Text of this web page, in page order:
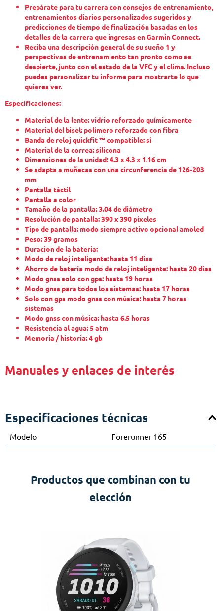
Prepárate para tu carrera con consejos de entrenamiento,
entrenamientos diarios personalizados sugeridos y
predicciones de tiempo de finalización basadas en los
detalles de la carrera que ingresas en Garmin Connect.
Reciba una descripción general de su sueño 1 y
perspectivas de entrenamiento tan pronto como se
despierte, junto con el estado de la VFC y el clima. Incluso
puedes personalizar tu informe para mostrarte lo que
quieres ver.
Especificaciones:
Material de la lente: vidrio reforzado químicamente
Material del bisel: polímero reforzado con fibra
Banda de reloj quickfit ™ compatible: sí
Material de la correa: silicona
Dimensiones de la unidad: 4.3 x 4.3 x 1.16 cm
Se adapta a muñecas con una circunferencia de 126-203
mm
Pantalla táctil
Pantalla a color
Tamaño de la pantalla: 3.04 de diámetro
Resolución de pantalla: 390 x 390 píxeles
Tipo de pantalla: modo siempre activo opcional amoled
Peso: 39 gramos
Duracion de la bateria:
Modo de reloj inteligente: hasta 11 días
Ahorro de batería modo de reloj inteligente: hasta 20 días
Modo gnss solo con gps: hasta 19 horas
Modo gnss para todos los sistemas: hasta 17 horas
Solo con gps modo gnss con música: hasta 7 horas
sistemas
Modo gnss con música: hasta 6.5 horas
Resistencia al agua: 5 atm
Memoria / historia: 4 gb
Manuales y enlaces de interés
Especificaciones técnicas
Modelo Forerunner 165
Productos que combinan con tu
elección